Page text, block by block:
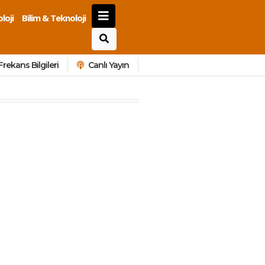
Bilim & Teknoloji
Bilgileri Canlı Yayın